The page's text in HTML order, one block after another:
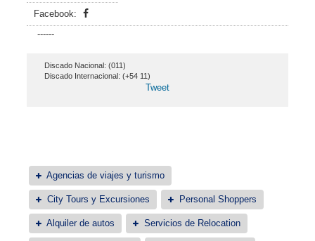
Facebook:
------
Discado Nacional: (011)
Discado Internacional: (+54 11)
Tweet
Agencias de viajes y turismo
City Tours y Excursiones Personal Shoppers
Alquiler de autos Servicios de Relocation